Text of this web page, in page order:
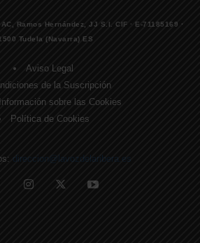
Ramos Hernández, JJ S.I. CIF · E-71185169 ·
Tudela (Navarra) ES
Aviso Legal
de la Suscripción
sobre las Cookies
Política de Cookies
direccion@lavozdelaribera.es